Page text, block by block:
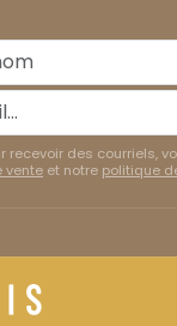
recevoir des courriels,
vente et notre politique